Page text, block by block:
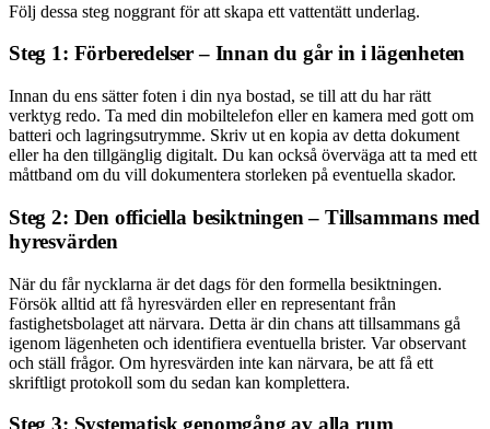
Följ dessa steg noggrant för att skapa ett vattentätt underlag.
Steg 1: Förberedelser – Innan du går in i lägenheten
Innan du ens sätter foten i din nya bostad, se till att du har rätt
verktyg redo. Ta med din mobiltelefon eller en kamera med gott om
batteri och lagringsutrymme. Skriv ut en kopia av detta dokument
eller ha den tillgänglig digitalt. Du kan också överväga att ta med ett
måttband om du vill dokumentera storleken på eventuella skador.
Steg 2: Den officiella besiktningen – Tillsammans med
hyresvärden
När du får nycklarna är det dags för den formella besiktningen.
Försök alltid att få hyresvärden eller en representant från
fastighetsbolaget att närvara. Detta är din chans att tillsammans gå
igenom lägenheten och identifiera eventuella brister. Var observant
och ställ frågor. Om hyresvärden inte kan närvara, be att få ett
skriftligt protokoll som du sedan kan komplettera.
Steg 3: Systematisk genomgång av alla rum